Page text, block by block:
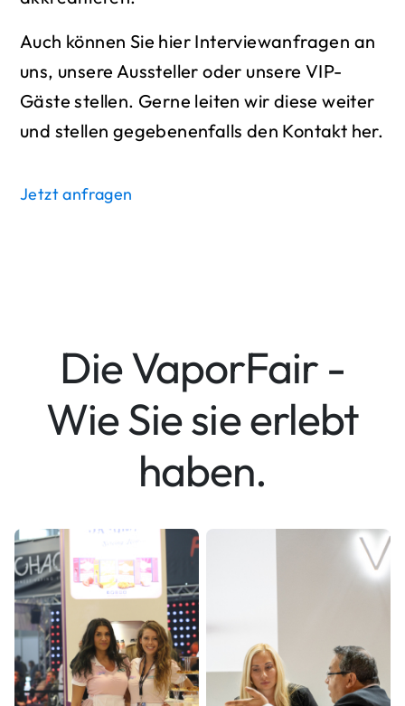
Auch können Sie hier Interviewanfragen an
uns, unsere Aussteller oder unsere VIP-
Gäste stellen. Gerne leiten wir diese weiter
und stellen gegebenenfalls den Kontakt her.
Jetzt anfragen
Die VaporFair -
Wie Sie sie erlebt
haben.